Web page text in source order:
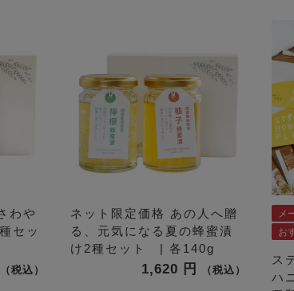
わや
セッ
税込
ネット限定価格 あの人へ贈
る、元気になる夏の蜂蜜漬
け2種セット | 各140g
1,620 税込
メ
お
ス
ハ